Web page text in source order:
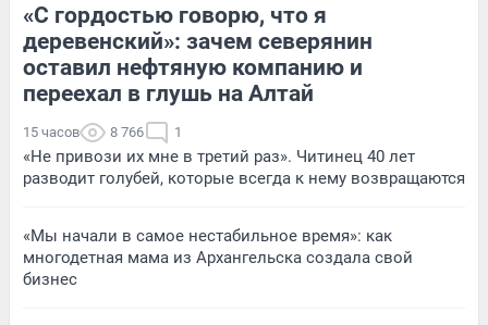
«С гордостью говорю, что я
деревенский»: зачем северянин
оставил нефтяную компанию и
переехал в глушь на Алтай
15 часов 8 766 1
«Не привози их мне в третий раз». Читинец 40 лет
разводит голубей, которые всегда к нему возвращаются
«Мы начали в самое нестабильное время»: как
многодетная мама из Архангельска создала свой
бизнес